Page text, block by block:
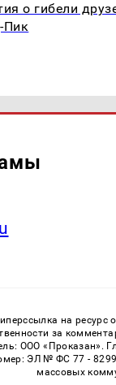
о гибели
Пик
на
за
ООО «Проказан».
ЭЛ № ФС 77 -
массовых